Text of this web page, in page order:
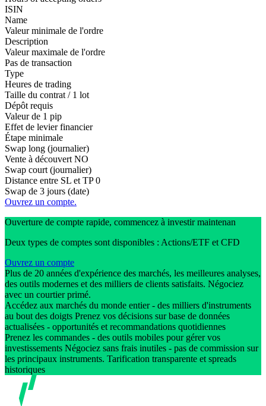
ISIN
Name
Valeur minimale de l'ordre
Description
Valeur maximale de l'ordre
Pas de transaction
Type
Heures de trading
Taille du contrat / 1 lot
Dépôt requis
Valeur de 1 pip
Effet de levier financier
Étape minimale
Swap long (journalier)
Vente à découvert NO
Swap court (journalier)
Distance entre SL et TP 0
Swap de 3 jours (date)
Ouvrez un compte.
Ouverture de compte rapide, commencez à investir maintenan
Deux types de comptes sont disponibles : Actions/ETF et CFD
Ouvrez un compte
Plus de 20 années d'expérience des marchés, les meilleures analyses,
des outils modernes et des milliers de clients satisfaits. Négociez
avec un courtier primé.
Accédez aux marchés du monde entier - des milliers d'instruments
au bout des doigts Prenez vos décisions sur base de données
actualisées - opportunités et recommandations quotidiennes
Prenez les commandes - des outils mobiles pour gérer vos
investissements Négociez sans frais inutiles - pas de commission sur
les principaux instruments. Tarification transparente et spreads
historiques